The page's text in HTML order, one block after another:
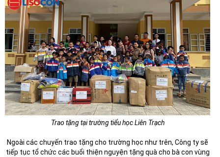
Trao tặng tại trường tiểu học Liên Trạch
Ngoài các chuyến trao tặng cho trường học như trên, Công ty sẽ
tiếp tục tổ chức các buổi thiện nguyện tặng quà cho bà con vùng